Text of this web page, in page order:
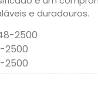
e duradouros.
2500
2500
2500